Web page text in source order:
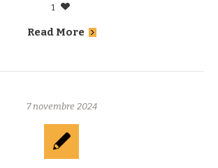
1
Read More
7 novembre 2024